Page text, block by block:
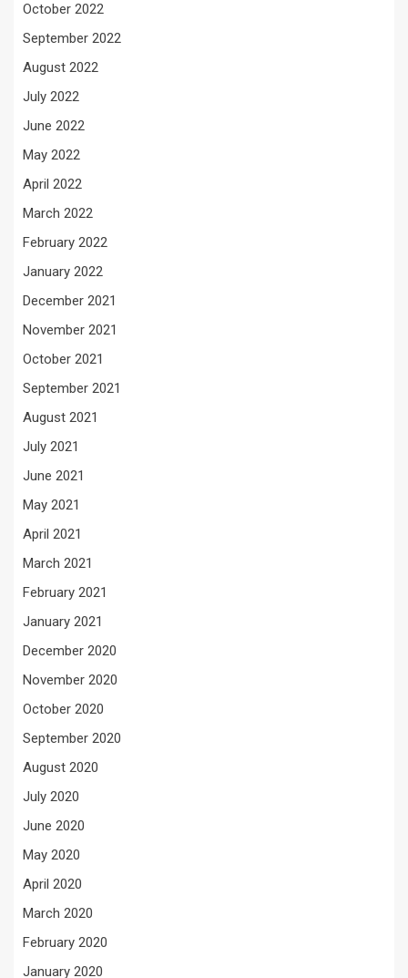
October 2022
September 2022
August 2022
July 2022
June 2022
May 2022
April 2022
March 2022
February 2022
January 2022
December 2021
November 2021
October 2021
September 2021
August 2021
July 2021
June 2021
May 2021
April 2021
March 2021
February 2021
January 2021
December 2020
November 2020
October 2020
September 2020
August 2020
July 2020
June 2020
May 2020
April 2020
March 2020
February 2020
January 2020